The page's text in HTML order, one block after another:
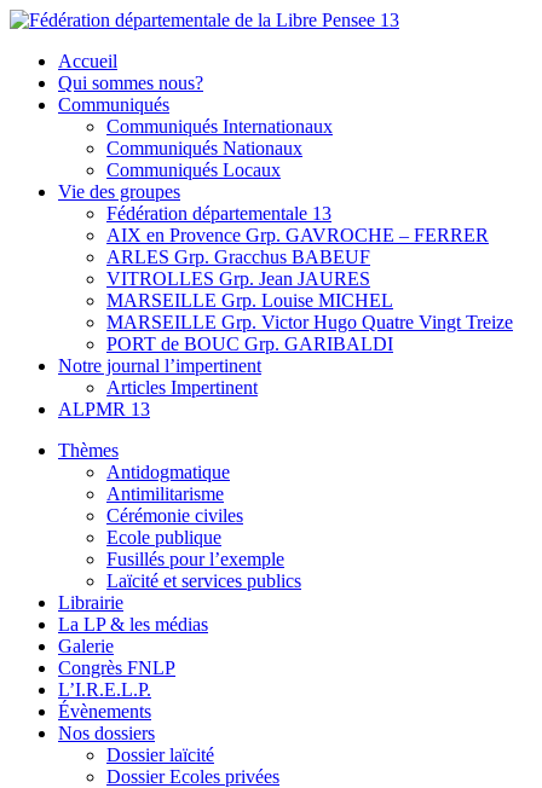
Skip
content
Fédération départementale de la Libre Pensee 13
Membre de la fédération Nationale de la Libre Pensée ni dieu ni
maitre
Accueil
Qui sommes nous?
Communiqués
Communiqués Internationaux
Communiqués Nationaux
Communiqués Locaux
Vie des groupes
Fédération départementale 13
AIX en Provence Grp. GAVROCHE – FERRER
ARLES Grp. Gracchus BABEUF
VITROLLES Grp. Jean JAURES
MARSEILLE Grp. Louise MICHEL
MARSEILLE Grp. Victor Hugo Quatre Vingt Treize
PORT de BOUC Grp. GARIBALDI
Notre journal l’impertinent
Articles Impertinent
ALPMR 13
Thèmes
Antidogmatique
Antimilitarisme
Cérémonie civiles
Ecole publique
Fusillés pour l’exemple
Laïcité et services publics
Librairie
La LP & les médias
Galerie
Congrès FNLP
L’I.R.E.L.P.
Évènements
Nos dossiers
Dossier laïcité
Dossier Ecoles privées